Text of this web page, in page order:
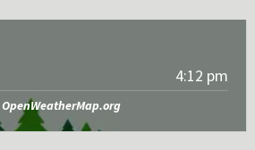
4:12 pm
OpenWeatherMap.org